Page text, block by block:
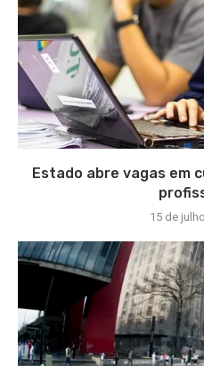
Estado abre vagas em
15 de